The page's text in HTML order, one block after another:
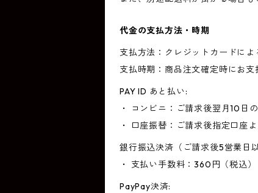
代金の支払方法・時期
支払方法：クレジットカードによ
支払時期：商品注文確定時にお支
PAY ID あと払い:
・ コンビニ：ご請求後翌月10日
・ 口座振替：ご請求後指定口座
銀行振込決済（ご請求後5営業日
・ 支払い手数料：360円（税込）
PayPay決済: